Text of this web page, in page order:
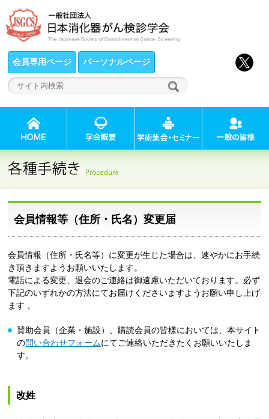
会員専用ページ パーソナルページ
会員情報等（住所・氏名）変更届
会員情報（住所・氏名等）に変更が生じた場合は、速やかにお手続
き頂きますようお願いいたします。
電話による変更、退会のご連絡は御遠慮いただいております。必ず
下記のいずれかの方法にてお届けくださいますようお願い申し上げ
ます 。
賛助会員（企業・施設）、購読会員の皆様においては、本サイト
の問い合わせフォームにてご連絡いただきたくお願いいたしま
す。
改姓